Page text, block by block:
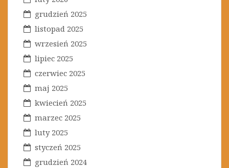
grudzień 2025
listopad 2025
wrzesień 2025
lipiec 2025
czerwiec 2025
maj 2025
kwiecień 2025
marzec 2025
luty 2025
styczeń 2025
grudzień 2024